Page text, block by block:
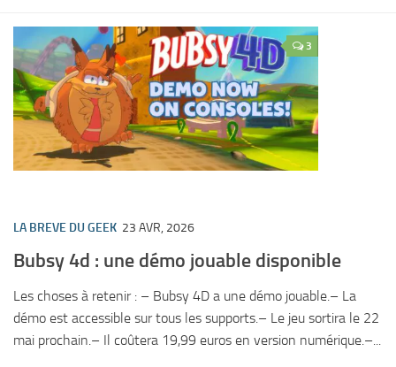
3
LA BREVE DU GEEK 23 AVR, 2026
Bubsy 4d : une démo jouable disponible
Les choses à retenir : – Bubsy 4D a une démo jouable.– La
démo est accessible sur tous les supports.– Le jeu sortira le 22
mai prochain.– Il coûtera 19,99 euros en version numérique.–...